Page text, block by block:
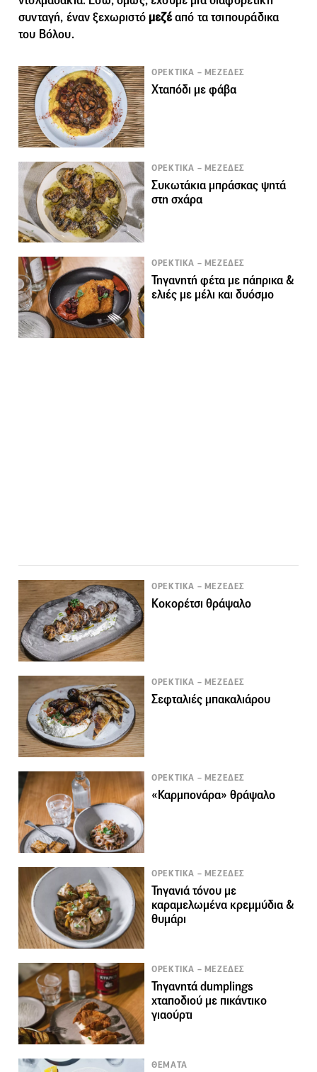
συνταγή, έναν ξεχωριστό μεζέαπό τα τσιπουράδικα
του Βόλου.
ΟΡΕΚΤΙΚΑ – ΜΕΖΕΔΕΣ
Χταπόδι με φάβα
ΟΡΕΚΤΙΚΑ – ΜΕΖΕΔΕΣ
Συκωτάκια μπράσκας ψητά
στη σχάρα
ΟΡΕΚΤΙΚΑ – ΜΕΖΕΔΕΣ
Τηγανητή φέτα με πάπρικα &
ελιές με μέλι και δυόσμο
ΟΡΕΚΤΙΚΑ – ΜΕΖΕΔΕΣ
Κοκορέτσι θράψαλο
ΟΡΕΚΤΙΚΑ – ΜΕΖΕΔΕΣ
Σεφταλιές μπακαλιάρου
ΟΡΕΚΤΙΚΑ – ΜΕΖΕΔΕΣ
«Καρμπονάρα» θράψαλο
ΟΡΕΚΤΙΚΑ – ΜΕΖΕΔΕΣ
Τηγανιά τόνου με
καραμελωμένα κρεμμύδια &
θυμάρι
ΟΡΕΚΤΙΚΑ – ΜΕΖΕΔΕΣ
Τηγανητά dumplings
χταποδιού με πικάντικο
γιαούρτι
ΘΕΜΑΤΑ